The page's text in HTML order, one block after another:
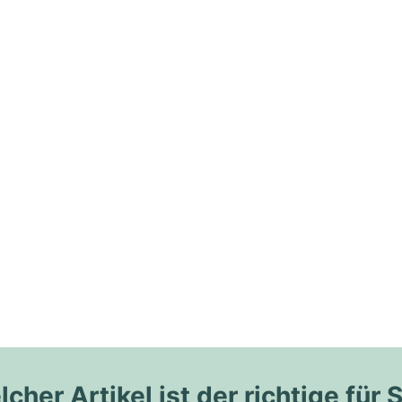
Artikel ist der richtige für